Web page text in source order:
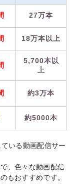
27万本
18万本以上
5,700本以
上
約3万本
約5000本
いる動画配信サー
、色々な動画配信
もおすすめです。